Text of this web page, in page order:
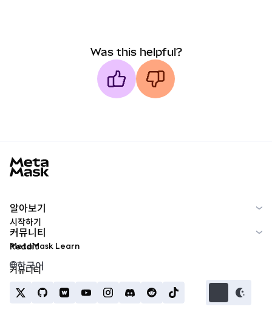
Was this helpful?
알아보기
시작하기
MetaMask Learn
커뮤니티
Reddit
커뮤니티
한국어